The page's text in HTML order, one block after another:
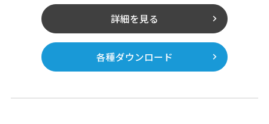
詳細を見る
各種ダウンロード